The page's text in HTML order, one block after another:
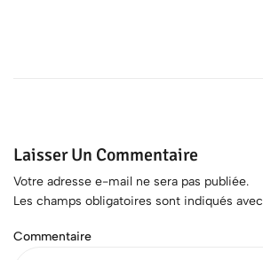
Laisser Un Commentaire
Votre adresse e-mail ne sera pas publiée.
Les champs obligatoires sont indiqués avec
Commentaire